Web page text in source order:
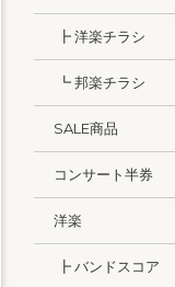
┣ 洋楽チラシ
┗ 邦楽チラシ
SALE商品
コンサート半券
洋楽
┣ バンドスコア